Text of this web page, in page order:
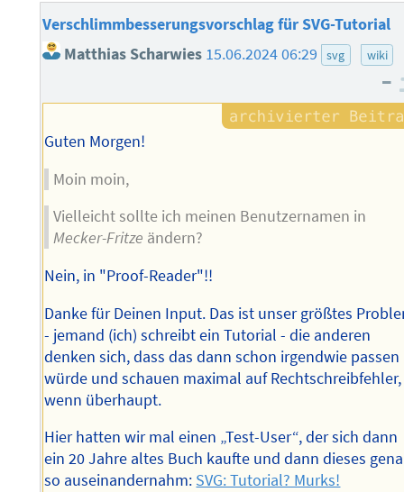
Verschlimmbesserungsvorschlag für SVG-Tutorial
Matthias Scharwies 15.06.2024 06:29 svg wiki
–
Guten Morgen!
Moin moin,
Vielleicht sollte ich meinen Benutzernamen in
Mecker-Fritze ändern?
Nein, in "Proof-Reader"!!
Danke für Deinen Input. Das ist unser größtes
- jemand (ich) schreibt ein Tutorial - die anderen
denken sich, dass das dann schon irgendwie passen
würde und schauen maximal auf Rechtschreibfehler,
wenn überhaupt.
Hier hatten wir mal einen „Test-User“, der sich dann
ein 20 Jahre altes Buch kaufte und dann dieses
so auseinandernahm: SVG: Tutorial? Murks!